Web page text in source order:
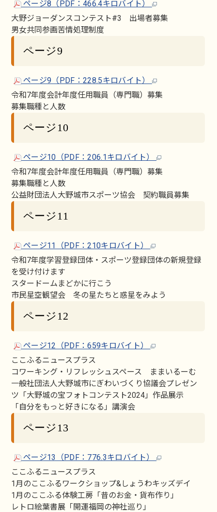
ページ8（PDF：466.4キロバイト）
大野ジョーダンスコンテスト#3 出場者募集
男女共同参画苦情処理制度
ページ9
ページ9（PDF：228.5キロバイト）
令和7年度会計年度任用職員（専門職）募集
募集職種と人数
ページ10
ページ10（PDF：206.1キロバイト）
令和7年度会計年度任用職員（専門職）募集
募集職種と人数
公益財団法人大野城市スポーツ協会 契約職員募集
ページ11
ページ11（PDF：210キロバイト）
令和7年度学習登録団体・スポーツ登録団体の新規登録
を受け付けます
スタードームまどかに行こう
市民星空観望会 冬の星たちと惑星をみよう
ページ12
ページ12（PDF：659キロバイト）
ここふるニュースプラス
コワーキング・リフレッシュスペース ままいるーむ
一般社団法人大野城市にぎわいづくり協議会プレゼン
ツ「大野城の宝フォトコンテスト2024」作品展示
「自分をもっと好きになる」講演会
ページ13
ページ13（PDF：776.3キロバイト）
ここふるニュースプラス
1月のここふるワークショップ&しょうわキッズデイ
1月のここふる体験工房「昔のお金・貨布作り」
レトロ絵葉書展「開運福岡の神社巡り」